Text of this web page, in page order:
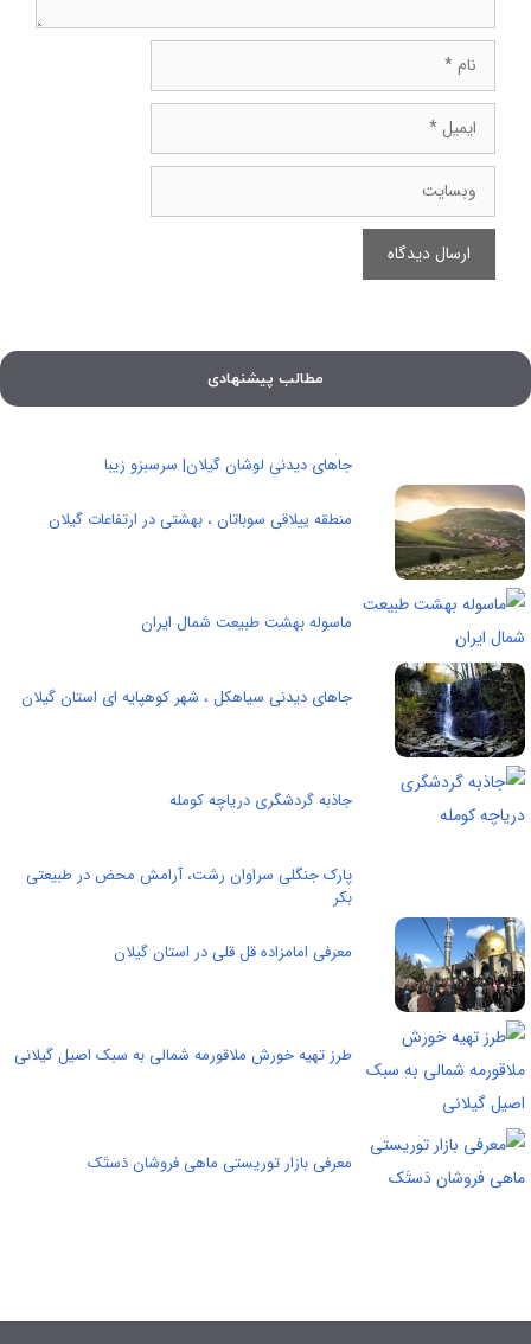
ایمیل
وبسایت
مطالب پیشنهادی
جاهای دیدنی لوشان گیلان| سرسبزو زیبا
منطقه ییلاقی سوباتان ، بهشتی در ارتفاعات گیلان
ماسوله بهشت طبیعت شمال ایران
جاهای دیدنی سیاهکل ، شهر کوهپایه ای استان گیلان
جاذبه گردشگری دریاچه کومله
پارک جنگلی سراوان رشت، آرامش محض در طبیعتی
بکر
معرفی امامزاده قل قلی در استان گیلان
طرز تهیه خورش ملاقورمه شمالی به سبک اصیل گیلانی
معرفی بازار توریستی ماهی فروشان دَستَک